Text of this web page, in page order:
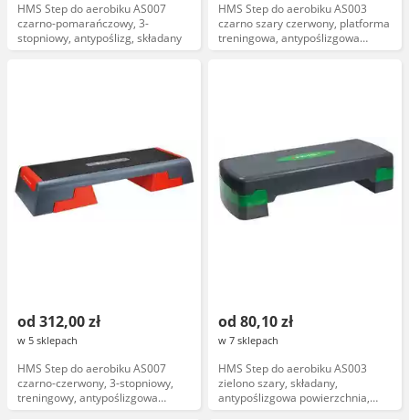
HMS Step do aerobiku AS007
czarno-pomarańczowy, 3-
stopniowy, antypoślizg, składany
HMS Step do aerobiku AS003
czarno szary czerwony, platforma
treningowa, antypoślizgowa
powierzchnia, regulowana
od 312,00 zł
w 5 sklepach
HMS Step do aerobiku AS007
czarno-czerwony, 3-stopniowy,
treningowy, antypoślizgowa
powierzchnia
od 80,10 zł
w 7 sklepach
HMS Step do aerobiku AS003
zielono szary, składany,
antypoślizgowa powierzchnia,
waga 2,5 kg